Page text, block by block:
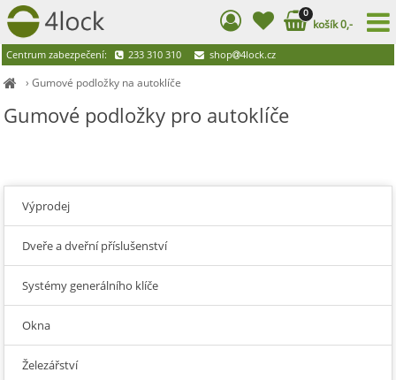
›Gumové podložky na autoklíče
Gumové podložky pro autoklíče
Výprodej
Dveře a dveřní příslušenství
Systémy generálního klíče
Okna
Železářství
0
košík 0,-
Centrum zabezpečení: 233 310 310 shop 4lock.cz